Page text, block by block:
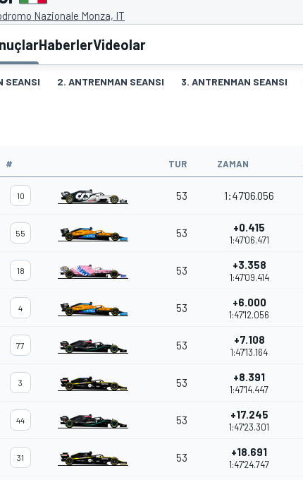
Nazionale Monza, IT
HaberlerVideolar
SEANSI 2. ANTRENMAN SEANSI 3. ANTRENMAN SEANSI
# TUR ZAMAN
10 53 1:47'06.056
55 53 +0.415
1:47'06.471
18 53 +3.358
1:47'09.414
4 53 +6.000
1:47'12.056
77 53 +7.108
1:47'13.164
3 53 +8.391
1:47'14.447
44 53 +17.245
1:47'23.301
31 53 +18.691
1:47'24.747